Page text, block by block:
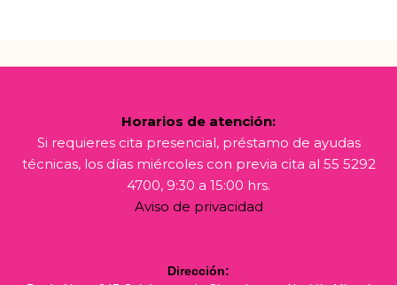
Horarios de atención:
Si requieres cita presencial, préstamo de ayudas
técnicas, los días miércoles con previa cita al 55 5292
4700, 9:30 a 15:00 hrs.
Aviso de privacidad
Dirección: